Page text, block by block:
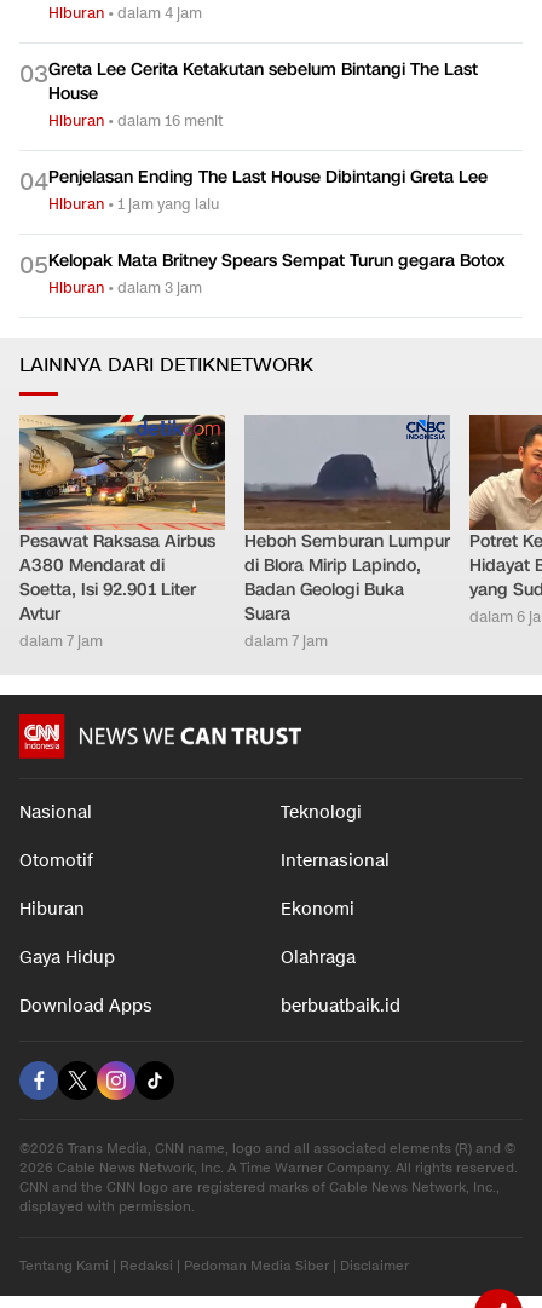
Hiburan •dalam 4 jam
03Greta Lee Cerita Ketakutan sebelum Bintangi The Last
House
Hiburan •dalam 16 menit
04Penjelasan Ending The Last House Dibintangi Greta Lee
Hiburan •1 jam yang lalu
05Kelopak Mata Britney Spears Sempat Turun gegara Botox
Hiburan •dalam 3 jam
LAINNYA DARI DETIKNETWORK
Pesawat Raksasa Airbus
A380 Mendarat di
Soetta, Isi 92.901 Liter
Avtur
dalam 7 jam
Heboh Semburan Lumpur
di Blora Mirip Lapindo,
Badan Geologi Buka
Suara
dalam 7 jam
Potret
Hidayat
yang
dalam 6
Nasional Teknologi
Otomotif Internasional
Hiburan Ekonomi
Gaya Hidup Olahraga
Download Apps berbuatbaik.id
©2026 Trans Media, CNN name, logo and all associated elements (R) and ©
2026 Cable News Network, Inc. A Time Warner Company. All rights reserved.
CNN and the CNN logo are registered marks of Cable News Network, Inc.,
displayed with permission.
Tentang Kami Redaksi Pedoman Media Siber Disclaimer